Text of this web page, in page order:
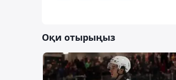
Оқи отырыңыз